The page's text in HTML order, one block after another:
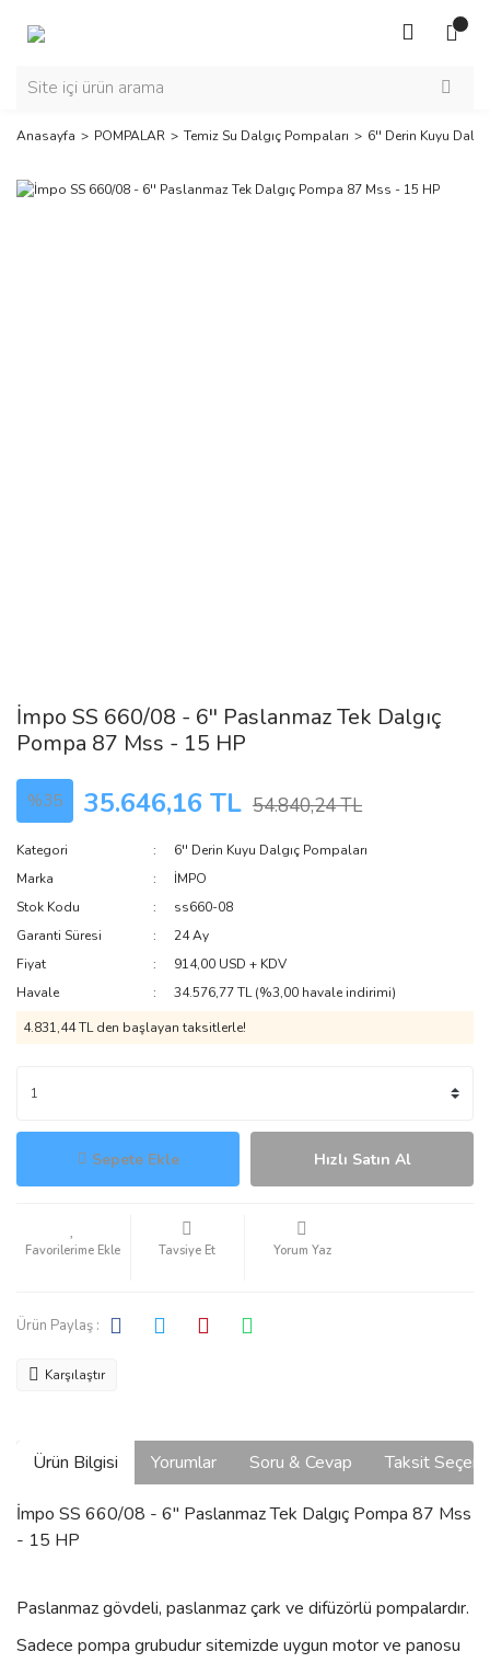
Anasayfa POMPALAR Temiz Su Dalgıç Pompaları 6'' Derin Kuyu
İmpo SS 660/08 - 6'' Paslanmaz Tek Dalgıç
Pompa 87 Mss - 15 HP
%35 35.646,16 TL 54.840,24 TL
Kategori
6'' Derin Kuyu Dalgıç Pompaları
Marka
İMPO
Stok Kodu
ss660-08
Garanti Süresi
24 Ay
Fiyat
914,00 USD + KDV
Havale
34.576,77 TL (%3,00 havale indirimi)
4.831,44 TL den başlayan taksitlerle!
Sepete Ekle Hızlı Satın Al
Tavsiye Et Yorum Yaz
Ürün Paylaş :
Karşılaştır
Ürün Bilgisi Yorumlar Soru & Cevap Taksit
İmpo SS 660/08 - 6'' Paslanmaz Tek Dalgıç Pompa 87 Mss
- 15 HP
Paslanmaz gövdeli, paslanmaz çark ve difüzörlü pompalardır.
Sadece pompa grubudur sitemizde uygun motor ve panosu